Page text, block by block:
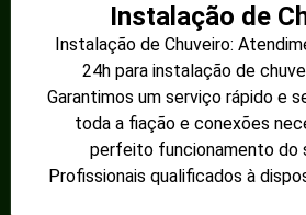
Instalação de
Instalação de Chuveiro:
24h para instalação de
Garantimos um serviço rápido e
toda a fiação e conexões
perfeito funcionamento do
Profissionais qualificados à